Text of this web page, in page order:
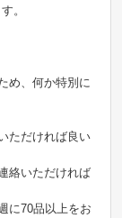
。
め、何か特別に
ただければ良い
絡いただければ
に70品以上をお